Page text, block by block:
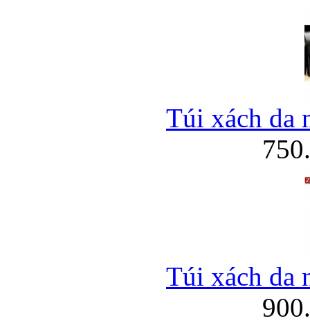
Túi xách da
Túi xách da